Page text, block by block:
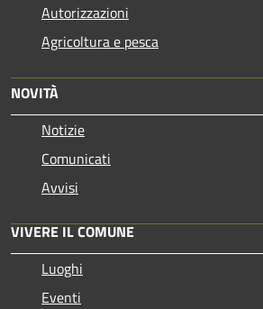
Autorizzazioni
Agricoltura e pesca
NOVITÀ
Notizie
Comunicati
Avvisi
VIVERE IL COMUNE
Luoghi
Eventi